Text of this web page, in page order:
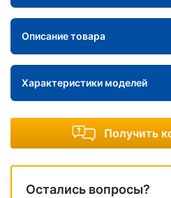
Описание товара
Характеристики моделей
Получить
Остались вопросы?